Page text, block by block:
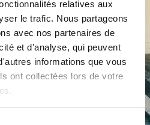
relatives aux
le trafic. Nous partageons
avec nos partenaires de
et d'analyse, qui peuvent
informations que vous
ont collectées lors de votre
cadre structuré permet de
intégrer progressivement les
et de changement que
ont spécialement été créés
qui souhaitent avancer avec
changement durable.